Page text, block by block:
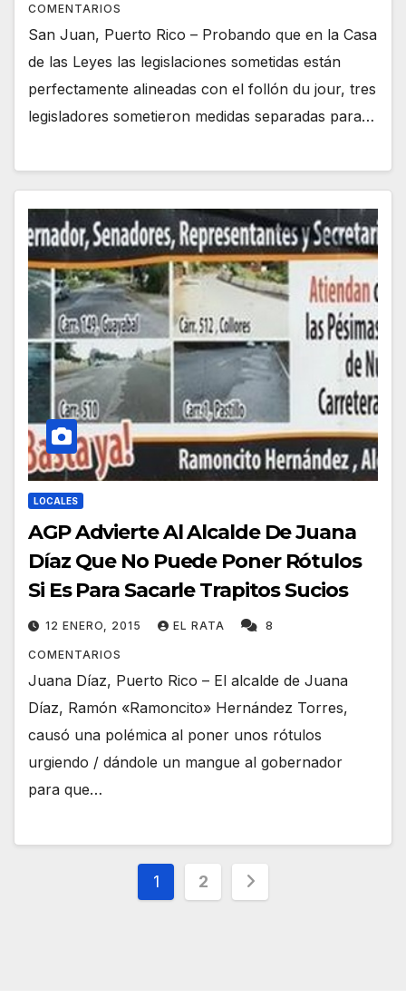
COMENTARIOS
San Juan, Puerto Rico – Probando que en la Casa
de las Leyes las legislaciones sometidas están
perfectamente alineadas con el follón du jour, tres
legisladores sometieron medidas separadas para…
LOCALES
AGP Advierte Al Alcalde De Juana
Díaz Que No Puede Poner Rótulos
Si Es Para Sacarle Trapitos Sucios
12 ENERO, 2015 EL RATA 8
COMENTARIOS
Juana Díaz, Puerto Rico – El alcalde de Juana
Díaz, Ramón «Ramoncito» Hernández Torres,
causó una polémica al poner unos rótulos
urgiendo / dándole un mangue al gobernador
para que…
Navegación
1 2